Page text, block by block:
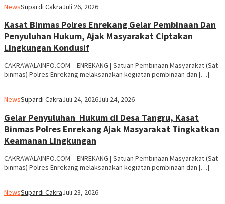
NewsSupardi CakraJuli 26, 2026
Kasat Binmas Polres Enrekang Gelar Pembinaan Dan
Penyuluhan Hukum, Ajak Masyarakat Ciptakan
Lingkungan Kondusif
CAKRAWALAINFO.COM – ENREKANG | Satuan Pembinaan Masyarakat (Sat
binmas) Polres Enrekang melaksanakan kegiatan pembinaan dan […]
NewsSupardi CakraJuli 24, 2026Juli 24, 2026
Gelar Penyuluhan Hukum di Desa Tangru, Kasat
Binmas Polres Enrekang Ajak Masyarakat Tingkatkan
Keamanan Lingkungan
CAKRAWALAINFO.COM – ENREKANG | Satuan Pembinaan Masyarakat (Sat
binmas) Polres Enrekang melaksanakan kegiatan pembinaan dan […]
NewsSupardi CakraJuli 23, 2026